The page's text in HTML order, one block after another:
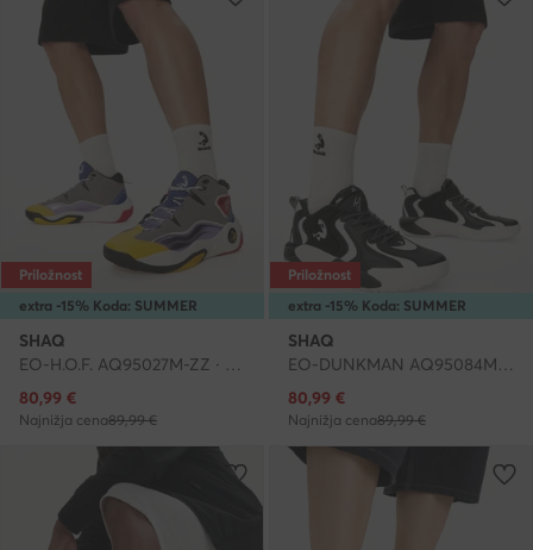
extra -15% Koda: SUMMER
Priložnost
SHAQ
EO-H.O.F. AQ95027M-ZZ · Čevlji za košarko
Trenutna cena
80,99 €
Najnižja cena89,99 €
extra -15% Koda: SUMMER
Priložnost
SHAQ
EO-DUNKMAN AQ95084M-BW · Čevlji za košarko
Trenutna cena
80,99 €
Najnižja cena89,99 €